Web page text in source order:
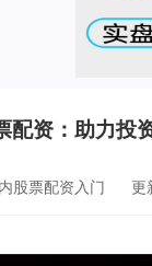
配资：助力投
股票配资入门 更